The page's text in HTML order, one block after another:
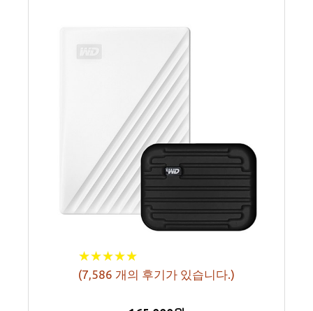
★★★★★
★★★★★
(7,586 개의 후기가 있습니다.)